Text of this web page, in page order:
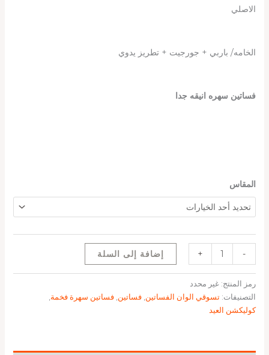
الاصلي
الخامه/ باربي + جورجيت + تطريز يدوي
فساتين سهره انيقه جدا
المقاس
-
+ إضافة إلى السلة
رمز المنتج: غير محدد
التصنيفات: تسوقي الوان الفساتين فساتين فساتين سهرة فخمة
كوليكشن العيد